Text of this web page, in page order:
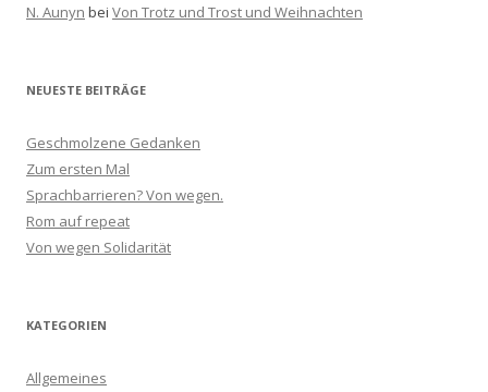
N. Aunyn bei Von Trotz und Trost und Weihnachten
NEUESTE BEITRÄGE
Geschmolzene Gedanken
Zum ersten Mal
Sprachbarrieren? Von wegen.
Rom auf repeat
Von wegen Solidarität
KATEGORIEN
Allgemeines